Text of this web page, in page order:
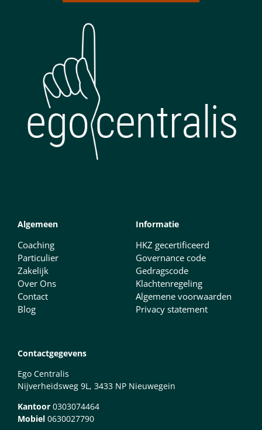
Algemeen
Coaching
Particulier
Zakelijk
Over Ons
Contact
Blog
Informatie
HKZ gecertificeerd
Governance code
Gedragscode
Klachtenregeling
Algemene voorwaarden
Privacy statement
Contactgegevens
Ego Centralis
Nijverheidsweg 9L, 3433 NP Nieuwegein
Kantoor 0303074464
Mobiel 0630027790